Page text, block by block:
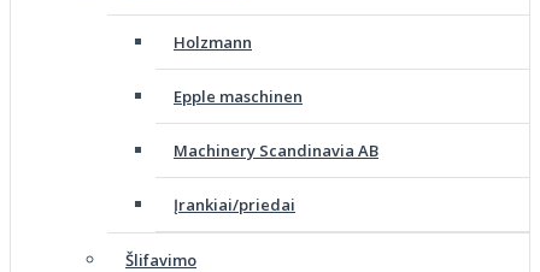
Holzmann
Epple maschinen
Machinery Scandinavia AB
Įrankiai/priedai
Šlifavimo